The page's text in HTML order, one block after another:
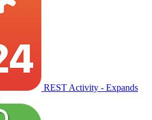
REST Activity - Expands